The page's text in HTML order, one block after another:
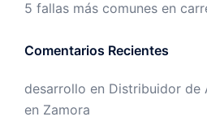
5 fallas más comunes en
Comentarios Recientes
desarrollo en Distribuidor de
en Zamora